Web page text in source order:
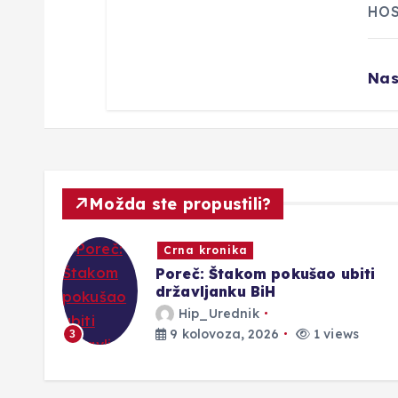
Možda ste propustili?
Novosti
Iz prošlosti Širokog Brijega:
Potresno svjedočanstvo o
invalidima iz Mamića i Borajne
Hip_Urednik